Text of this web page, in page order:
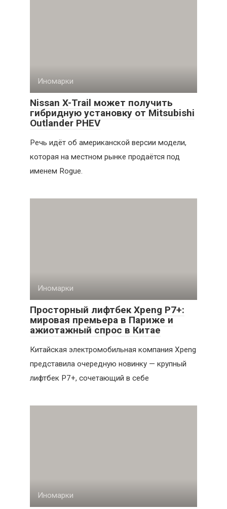
Иномарки
Nissan X-Trail может получить
гибридную установку от Mitsubishi
Outlander PHEV
Речь идёт об американской версии модели,
которая на местном рынке продаётся под
именем Rogue.
Иномарки
Просторный лифтбек Xpeng P7+:
мировая премьера в Париже и
ажиотажный спрос в Китае
Китайская электромобильная компания Xpeng
представила очередную новинку — крупный
лифтбек P7+, сочетающий в себе
Иномарки